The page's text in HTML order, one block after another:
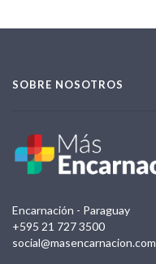
SOBRE NOSOTROS
Encarnación - Paraguay
+595 21 727 3500
social@masencarnacion.com